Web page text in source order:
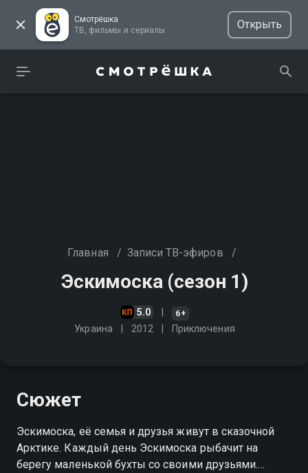
Смотрёшка
ТВ, фильмы и сериалы
Открыть
Главная / Записи ТВ-эфиров /
Эскимоска (сезон 1)
5.0 6+
Украина 2012 Приключения
Сюжет
Эскимоска, её семья и друзья живут в сказочной
Арктике. Каждый день Эскимоска рыбачит на
берегу маленькой бухты со своими друзьями.